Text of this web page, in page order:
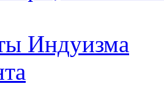
Индуизма